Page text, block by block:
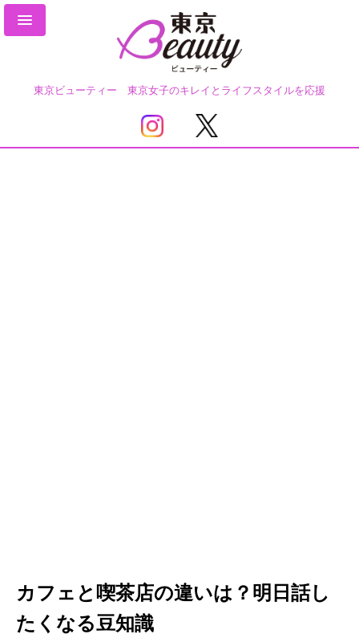
東京ビューティー 東京女子のキレイとライフスタイルを応援
カフェと喫茶店の違いは？明日話し
たくなる豆知識